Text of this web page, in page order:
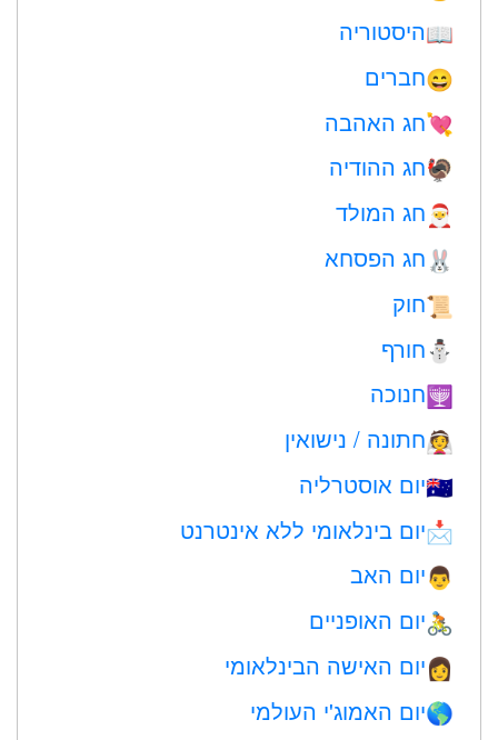
📖היסטוריה
😄חברים
💘חג האהבה
🦃חג ההודיה
🎅 חג המולד
🐰 חג הפסחא
📜חוק
⛄ חורף
🕎חנוכה
👰חתונה / נישואין
🇦🇺יום אוסטרליה
📩יום בינלאומי ללא אינטרנט
👨יום האב
🚴יום האופניים
👩יום האישה הבינלאומי
🌎יום האמוג'י העולמי